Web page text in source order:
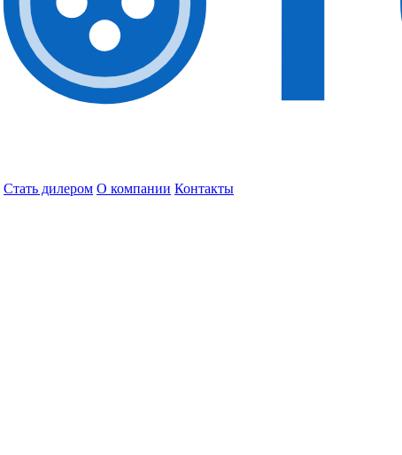
Стать дилером О компании Контакты